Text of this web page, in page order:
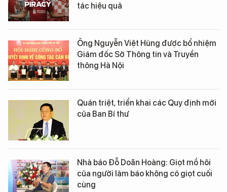
tác hiệu quả
Ông Nguyễn Việt Hùng được bổ nhiệm
Giám đốc Sở Thông tin và Truyền
thông Hà Nội
Quán triệt, triển khai các Quy định mới
của Ban Bí thư
Nhà báo Đỗ Doãn Hoàng: Giọt mồ hôi
của người làm báo không có giọt cuối
cùng